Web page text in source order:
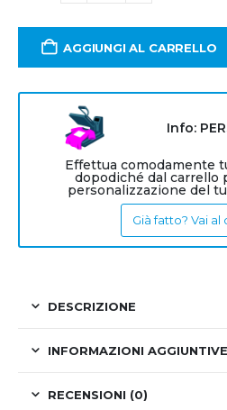
AGGIUNGI AL CARRELLO
Info:
Effettua comodamente
dopodiché dal carrello
personalizzazione del
Già fatto? Vai al
DESCRIZIONE
INFORMAZIONI AGGIUNTIVE
RECENSIONI (0)